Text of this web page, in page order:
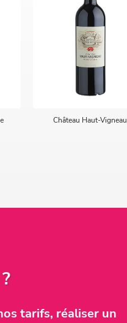
Château Haut-Vigneau
tarifs, réaliser un